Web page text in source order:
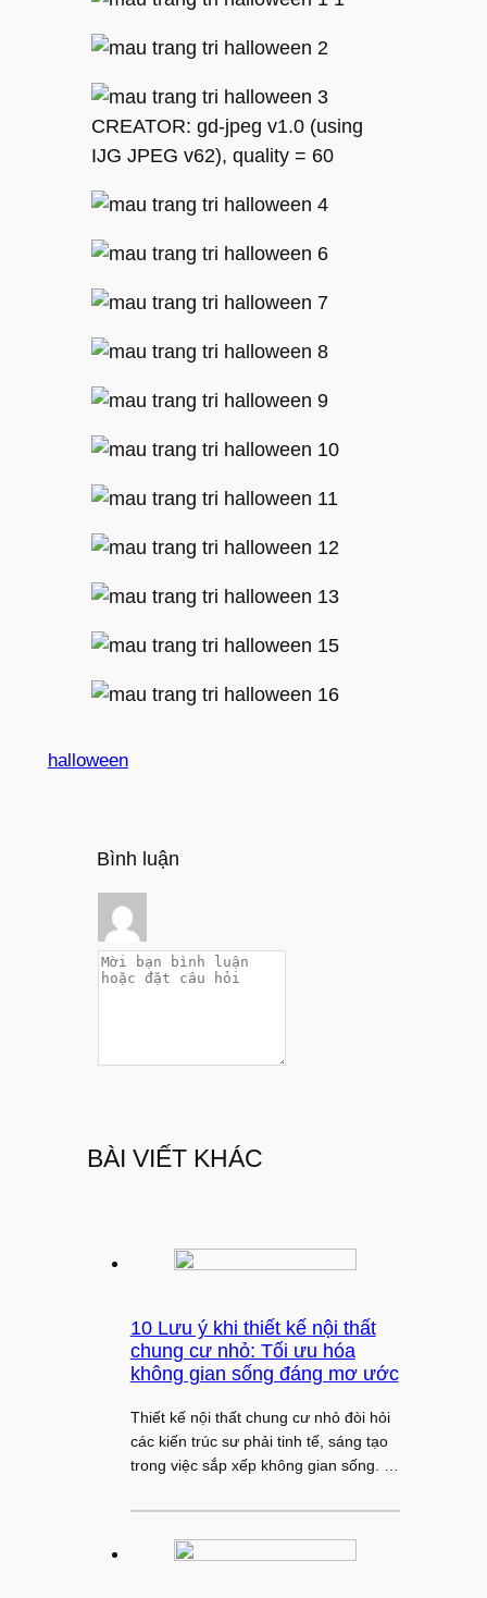
CREATOR: gd-jpeg v1.0 (using
IJG JPEG v62), quality = 60
halloween
Bình luận
BÀI VIẾT KHÁC
10 Lưu ý khi thiết kế nội thất
chung cư nhỏ: Tối ưu hóa
không gian sống đáng mơ ước
Thiết kế nội thất chung cư nhỏ đòi hỏi
các kiến trúc sư phải tinh tế, sáng tạo
trong việc sắp xếp không gian sống. …